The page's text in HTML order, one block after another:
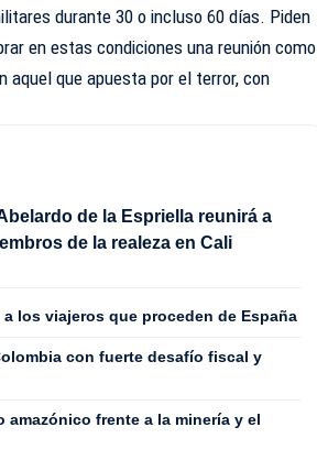
durante 30 o incluso 60 días. Piden
en estas condiciones una reunión como
aquel que apuesta por el terror, con
de la Espriella reunirá a
de la realeza en Cali
los viajeros que proceden de España
con fuerte desafío fiscal y
frente a la minería y el